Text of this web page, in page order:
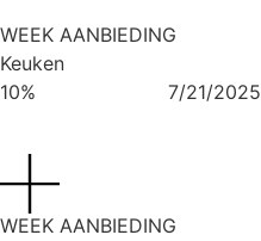
WEEK AANBIEDING
Keuken
10%
7/21/2025
WEEK AANBIEDING